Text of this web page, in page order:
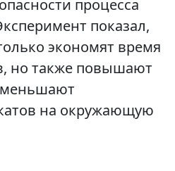
процесса
показал,
экономят время
но также повышают
на окружающую